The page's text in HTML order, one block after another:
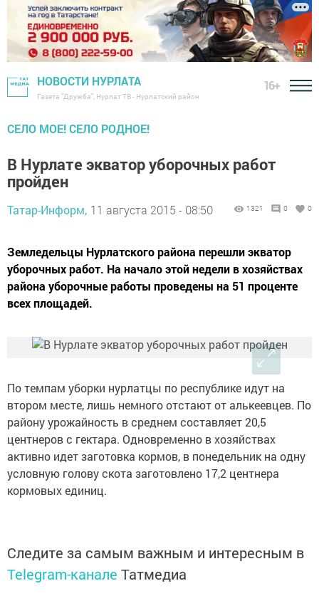
НОВОСТИ НУРЛАТА
Газета "Дружба", Нурлат ТВ - Нурлатский район
16+
СЕЛО МОЕ! СЕЛО РОДНОЕ!
В Нурлате экватор уборочных работ
пройден
Татар-Информ, 11 августа 2015 - 08:50 1321 0 0
Земледельцы Нурлатского района перешли экватор
уборочных работ. На начало этой недели в хозяйствах
района уборочные работы проведены на 51 проценте
всех площадей.
По темпам уборки нурлатцы по республике идут на
втором месте, лишь немного отстают от алькеевцев. По
району урожайность в среднем составляет 20,5
центнеров с гектара. Одновременно в хозяйствах
активно идет заготовка кормов, в понедельник на одну
условную голову скота заготовлено 17,2 центнера
кормовых единиц.
Следите за самым важным и интересным в
Telegram-канале Татмедиа